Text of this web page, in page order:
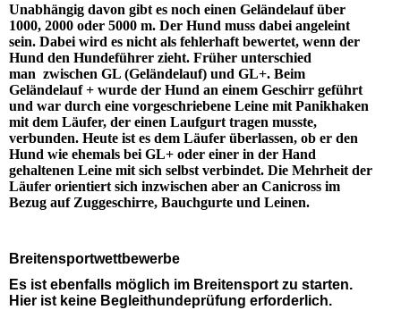
Unabhängig davon gibt es noch einen Geländelauf über
1000, 2000 oder 5000 m. Der Hund muss dabei angeleint
sein. Dabei wird es nicht als fehlerhaft bewertet, wenn der
Hund den Hundeführer zieht. Früher unterschied
man zwischen GL (Geländelauf) und GL+. Beim
Geländelauf + wurde der Hund an einem Geschirr geführt
und war durch eine vorgeschriebene Leine mit Panikhaken
mit dem Läufer, der einen Laufgurt tragen musste,
verbunden. Heute ist es dem Läufer überlassen, ob er den
Hund wie ehemals bei GL+ oder einer in der Hand
gehaltenen Leine mit sich selbst verbindet. Die Mehrheit der
Läufer orientiert sich inzwischen aber an Canicross im
Bezug auf Zuggeschirre, Bauchgurte und Leinen.
Breitensportwettbewerbe
Es ist ebenfalls möglich im Breitensport zu starten.
Hier ist keine Begleithundeprüfung erforderlich.